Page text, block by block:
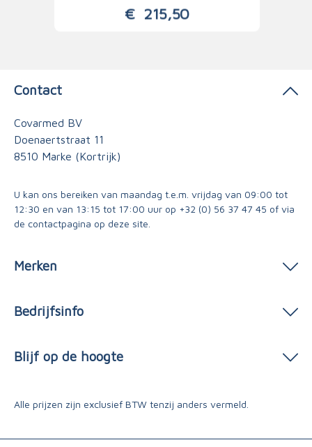
€215,50
Contact
Covarmed BV
Doenaertstraat 11
8510 Marke (Kortrijk)
U kan ons bereiken van maandag t.e.m. vrijdag van 09:00 tot
12:30 en van 13:15 tot 17:00 uur op +32 (0) 56 37 47 45 of via
de contactpagina op deze site.
Merken
Bedrijfsinfo
Blijf op de hoogte
Alle prijzen zijn exclusief BTW tenzij anders vermeld.